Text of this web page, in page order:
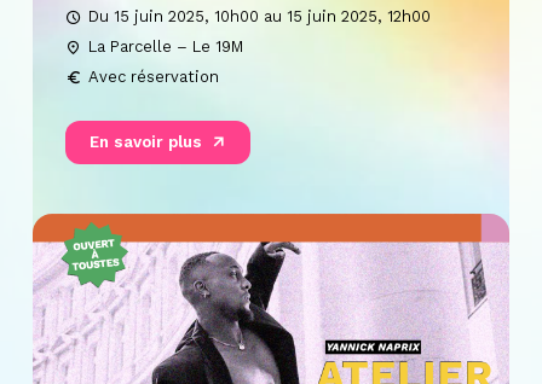
Du 15 juin 2025, 10h00 au 15 juin 2025, 12h00
La Parcelle – Le 19M
Avec réservation
En savoir plus